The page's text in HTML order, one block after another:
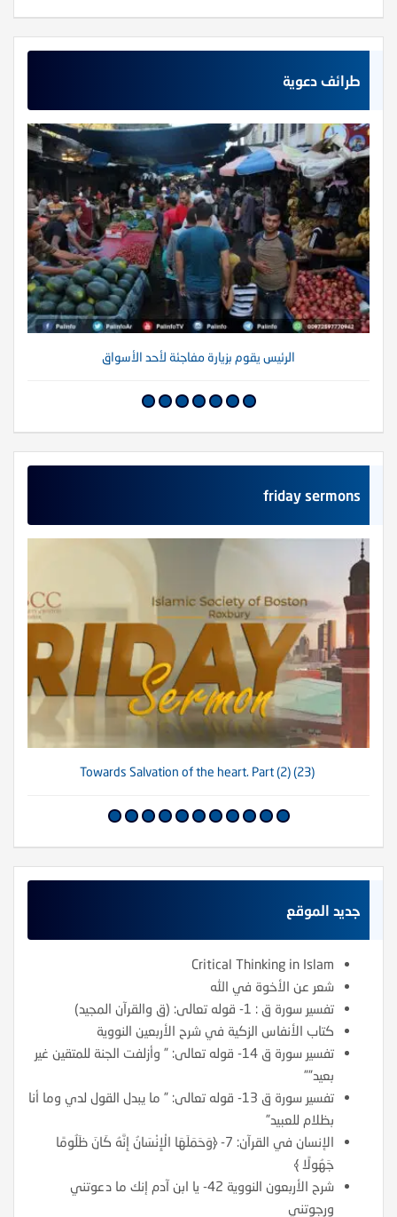
طرائف دعوية
الرئيس يقوم بزيارة مفاجئة لأحد الأسواق
friday sermons
(23) Towards Salvation of the heart. Part (2)
جديد الموقع
Critical Thinking in Islam
شعر عن الأخوة في الله
تفسير سورة ق : 1- قوله تعالى: (ق والقرآن المجيد)
كتاب الأنفاس الزكية في شرح الأربعين النووية
تفسير سورة ق 14- قوله تعالى: ” وأزلفت الجنة للمتقين غير
بعيد””
تفسير سورة ق 13- قوله تعالى: ” ما يبدل القول لدي وما أنا
بظلام للعبيد”
الإنسان في القرآن: 7- ﴿وَحَمَلَهَا الْإِنْسَانُ إِنَّهُ كَانَ ظَلُومًا
جَهُولًا ﴾
شرح الأربعون النووية 42- يا ابن آدم إنك ما دعوتني
ورجوتني